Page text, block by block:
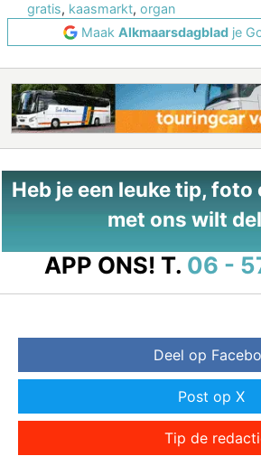
gratis, kaasmarkt, organ
Maak Alkmaarsdagbladje
Heb je een leuke tip, foto
met ons wilt
APP ONS! T. 06 -
Deel op
Post op X
Tip de